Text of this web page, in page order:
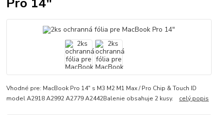
Vhodné pre: MacBook Pro 14" s M3 M2 M1 Max / Pro Chip & Touch ID
model A2918 A2992 A2779 A2442Balenie obsahuje 2 kusy. celý popis